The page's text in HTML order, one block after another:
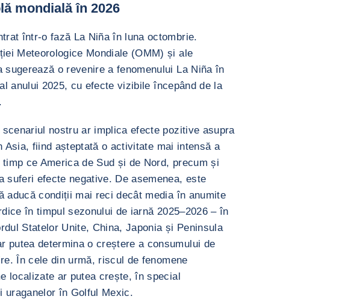
mondială în 2026
într-o fază La Niña în luna octombrie.
Meteorologice Mondiale (OMM) și ale
sugerează o revenire a fenomenului La Niña în
anului 2025, cu efecte vizibile începând de la
nostru ar implica efecte pozitive asupra
Asia, fiind așteptată o activitate mai intensă a
ce America de Sud și de Nord, precum și
suferi efecte negative. De asemenea, este
aducă condiții mai reci decât media în anumite
în timpul sezonului de iarnă 2025–2026 – în
Statelor Unite, China, Japonia și Peninsula
putea determina o creștere a consumului de
În cele din urmă, riscul de fenomene
localizate ar putea crește, în special
uraganelor în Golful Mexic.